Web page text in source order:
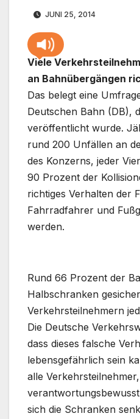
JUNI 25, 2014
Viele
an Bahnübergängen
Das belegt eine
Deutschen Bahn (DB),
veröffentlicht wurde.
rund 200 Unfällen an
des Konzerns, jeder
90 Prozent der
richtiges Verhalten der
Fahrradfahrer und
werden.
Rund 66 Prozent der
Halbschranken
Verkehrsteilnehmern
Die Deutsche
dass dieses falsche
lebensgefährlich sein
alle
sich die Schranken